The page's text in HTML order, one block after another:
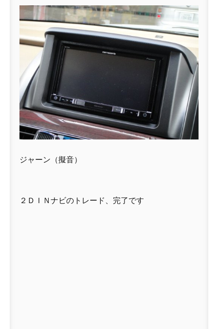
ジャーン（擬音）
２ＤＩＮナビのトレード、完了です